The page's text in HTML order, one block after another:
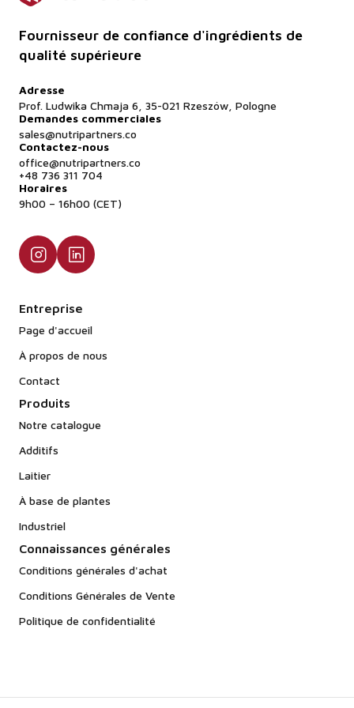
Fournisseur de confiance d'ingrédients de
qualité supérieure
Adresse
Prof. Ludwika Chmaja 6, 35-021 Rzeszów, Pologne
Demandes commerciales
sales@nutripartners.co
Contactez-nous
office@nutripartners.co
+48 736 311 704
Horaires
9h00 – 16h00 (CET)
Entreprise
Page d'accueil
À propos de nous
Contact
Produits
Notre catalogue
Additifs
Laitier
À base de plantes
Industriel
Connaissances générales
Conditions générales d'achat
Conditions Générales de Vente
Politique de confidentialité